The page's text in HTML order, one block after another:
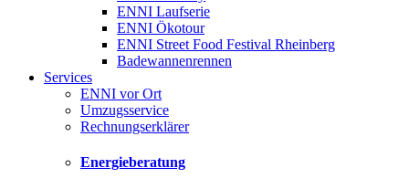
ENNI Laufserie
ENNI Ökotour
ENNI Street Food Festival Rheinberg
Badewannenrennen
Services
ENNI vor Ort
Umzugsservice
Rechnungserklärer
Energieberatung